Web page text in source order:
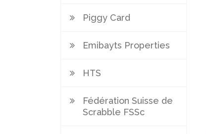
Piggy Card
Emibayts Properties
HTS
Fédération Suisse de
Scrabble FSSc